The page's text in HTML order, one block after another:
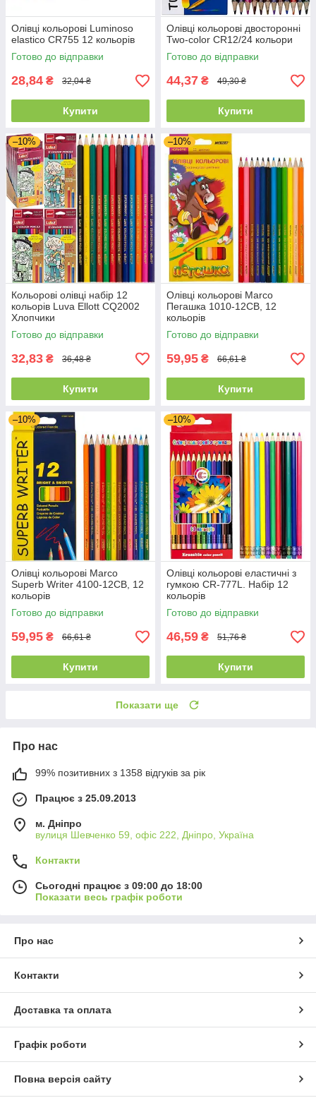
Олівці кольорові Luminoso
elastico CR755 12 кольорів
Готово до відправки
28,84 ₴ 32,04 ₴
Купити
Олівці кольорові двосторонні
Two-color CR12/24 кольори
Готово до відправки
44,37 ₴ 49,30 ₴
Купити
–10%
Кольорові олівці набір 12
кольорів Luva Ellott CQ2002
Хлопчики
Готово до відправки
32,83 ₴ 36,48 ₴
Купити
–10%
Олівці кольорові Marco
Пегашка 1010-12CB, 12
кольорів
Готово до відправки
59,95 ₴ 66,61 ₴
Купити
–10%
Олівці кольорові Marco
Superb Writer 4100-12CB, 12
кольорів
Готово до відправки
59,95 ₴ 66,61 ₴
Купити
–10%
Олівці кольорові еластичні з
гумкою CR-777L. Набір 12
кольорів
Готово до відправки
46,59 ₴ 51,76 ₴
Купити
Показати ще
Про нас
99% позитивних з 1358 відгуків за рік
Працює з 25.09.2013
м. Дніпро
вулиця Шевченко 59, офіс 222, Дніпро, Україна
Контакти
Сьогодні працює з 09:00 до 18:00
Показати весь графік роботи
Про нас
Контакти
Доставка та оплата
Графік роботи
Повна версія сайту